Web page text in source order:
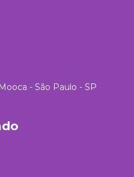
- São Paulo - SP